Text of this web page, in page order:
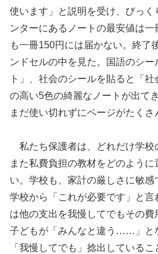
使います」と説明を受け、びっ
ンターにあるノートの最安値は
も一冊150円には届かない。終了
ンドセルの中を見た。国語のシ
ト」、社会のシールを貼ると「
の高い5色の綺麗なノートが出て
まだ使い切れずにページがたくさ
私たち保護者は、どれだけ学校
また私費負担の教材をどのよう
い。学校も、家計の厳しさに敏感
学校から「これが必要です」と
は他の支出を我慢してでもその費
子どもが「みんなと違う……」と
「我慢してでも」捻出している